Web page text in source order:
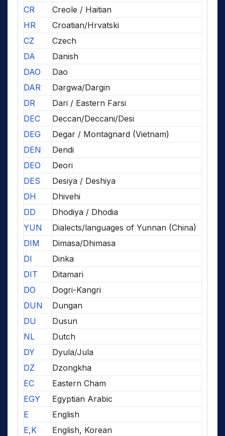
CR
Creole / Haitian
HR
Croatian/Hrvatski
CZ
Czech
DA
Danish
DAO
Dao
DAR
Dargwa/Dargin
DR
Dari / Eastern Farsi
DEC
Deccan/Deccani/Desi
DEG
Degar / Montagnard (Vietnam)
DEN
Dendi
DEO
Deori
DES
Desiya / Deshiya
DH
Dhivehi
DD
Dhodiya / Dhodia
YUN
Dialects/languages of Yunnan (China)
DIM
Dimasa/Dhimasa
DI
Dinka
DIT
Ditamari
DO
Dogri-Kangri
DUN
Dungan
DU
Dusun
NL
Dutch
DY
Dyula/Jula
DZ
Dzongkha
EC
Eastern Cham
EGY
Egyptian Arabic
E
English
E,K
English, Korean